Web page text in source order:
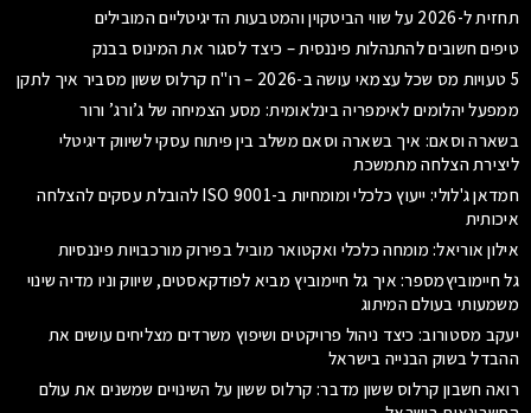
תחזית ל-2026 על שווי הביטקוין והמטבעות הדיגיטליים המובילים
טיפים חשובים להתנהלות פיננסית – כיצד לסגור את המינוס בבנק
5 טעויות מס שכל עצמאי עושה ב-2026 – רו"ח קרלוס ששון מסביר איך לתקן
ממפעל יהלומים לאימפריה בינלאומית: מסע הצמיחה של ג’ורג’ ורור
בשארה וסאם: איך בשארה וסאם משלב בין פיתוח עסקי לשיווק דיגיטלי
ליצירת הצלחה מתמשכת
חמדאן ג'לולי: ייעוץ כלכלי ומומחיות ב-ISO 9001 להובלת עסקים להצלחה
איכותית
אילון אוריאל: מומחה כלכלי ואקטואר מוביל בפירוק מורכבויות פיננסיות
גל חיימוביץמספר: איך גל חיימוביץ מביא לפודקאסטים, שיווק וניו מדיה שינוי
משמעותי בעולם המיתוג
יעקב מסטורוב: כיצד ניהול פרויקטים ושיפוץ משרדים מצליחים עושים את
ההבדל בשוק הבנייה בישראל
רואה חשבון קרלוס ששון מדבר: קרלוס ששון על השינויים שמשנים את עולם